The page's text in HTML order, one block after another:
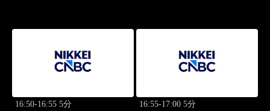
16:50-16:55 5分 16:55-17:00 5分